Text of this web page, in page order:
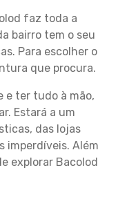
faz toda a
bairro tem o seu
Para escolher o
que procura.
e ter tudo à mão,
Estará a um
das lojas
imperdíveis. Além
explorar Bacolod